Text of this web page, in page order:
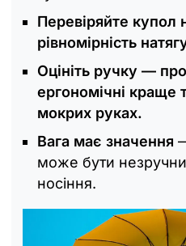
Перевіряйте купол
рівномірність
Оцініть ручку —
ергономічні краще
мокрих руках.
Вага має значення
може бути
носіння.